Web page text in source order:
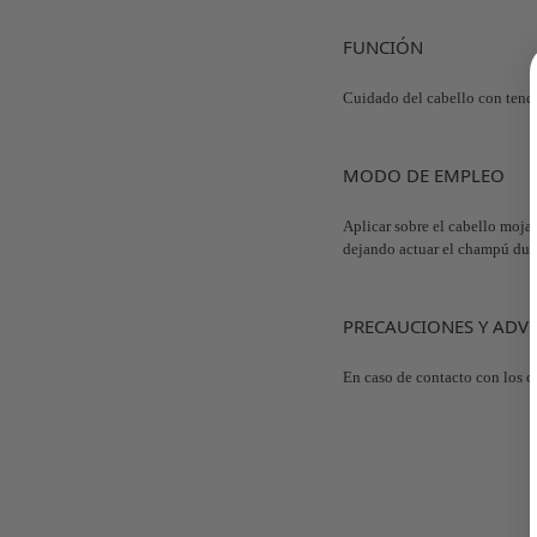
FUNCIÓN
Cuidado del cabello con
MODO DE EMPLEO
Aplicar sobre el cabello
dejando actuar el champú
PRECAUCIONES Y
En caso de contacto con los